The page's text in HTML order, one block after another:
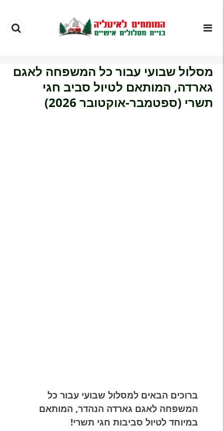
מסלול שבועי עבור כל המשפחה לאגם
גארדה, המותאם לטיול סביב חגי
תשרי (ספטמבר-אוקטובר 2026)
ברוכים הבאים למסלול שבועי עבור כל
המשפחה לאגם גארדה הנהדר, המותאם
במיוחד לטיול סביבות חגי תשרי!